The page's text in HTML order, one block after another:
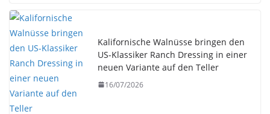
Kalifornische Walnüsse bringen den
US-Klassiker Ranch Dressing in einer
neuen Variante auf den Teller
16/07/2026